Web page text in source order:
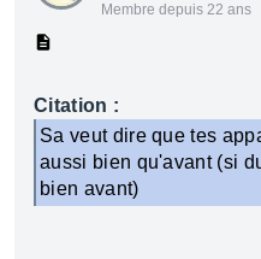
Membre depuis 22 ans
Citation :
Sa veut dire que tes
aussi bien qu'avant (si
bien avant)